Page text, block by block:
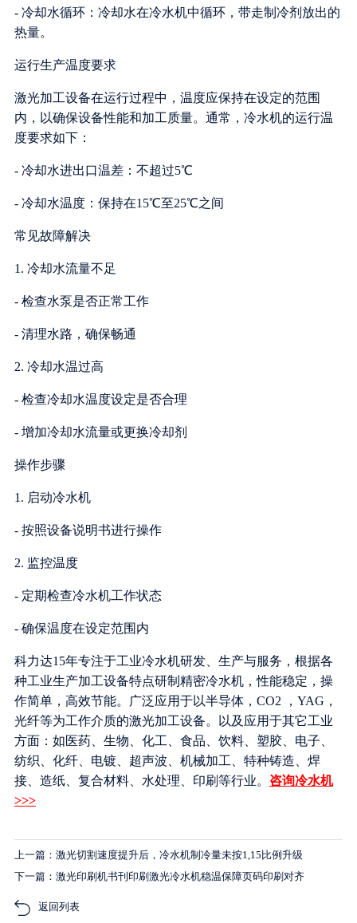
- 冷却水循环：冷却水在冷水机中循环，带走制冷剂放出的
热量。
运行生产温度要求
激光加工设备在运行过程中，温度应保持在设定的范围
内，以确保设备性能和加工质量。通常，冷水机的运行温
度要求如下：
- 冷却水进出口温差：不超过5℃
- 冷却水温度：保持在15℃至25℃之间
常见故障解决
1. 冷却水流量不足
- 检查水泵是否正常工作
- 清理水路，确保畅通
2. 冷却水温过高
- 检查冷却水温度设定是否合理
- 增加冷却水流量或更换冷却剂
操作步骤
1. 启动冷水机
- 按照设备说明书进行操作
2. 监控温度
- 定期检查冷水机工作状态
- 确保温度在设定范围内
科力达15年专注于工业冷水机研发、生产与服务，根据各
种工业生产加工设备特点研制精密冷水机，性能稳定，操
作简单，高效节能。广泛应用于以半导体，CO2 ，YAG，
光纤等为工作介质的激光加工设备。以及应用于其它工业
方面：如医药、生物、化工、食品、饮料、塑胶、电子、
纺织、化纤、电镀、超声波、机械加工、特种铸造、焊
接、造纸、复合材料、水处理、印刷等行业。 咨询冷水机
>>>
上一篇：激光切割速度提升后，冷水机制冷量未按1,15比例升级
下一篇：激光印刷机书刊印刷激光冷水机稳温保障页码印刷对齐
返回列表